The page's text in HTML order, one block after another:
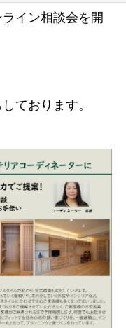
イン相談会を開
ております。